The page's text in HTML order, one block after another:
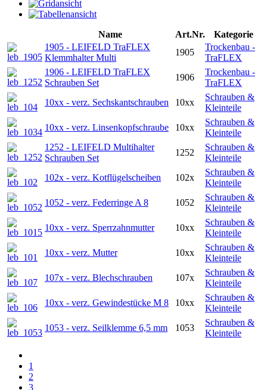
Name Art.Nr.
Kategorie
1905 - LEIFELD TraFLEX
Klemmhalter Multi
1905
Trockenbau -
TraFLEX
1906 - LEIFELD TraFLEX
Schrauben Set
1906
Trockenbau -
TraFLEX
10xx - verz. Sechskantschrauben
10xx
Schrauben &
Kleinteile
10xx - verz. Linsenkopfschraube
10xx
Schrauben &
Kleinteile
1252 - LEIFELD Multihalter
Schrauben Set
1252
Schrauben &
Kleinteile
102x - verz. Kotflügelscheiben
102x
Schrauben &
Kleinteile
1052 - verz. Federringe A 8
1052
Schrauben &
Kleinteile
10xx - verz. Sperrzahnmutter
10xx
Schrauben &
Kleinteile
10xx - verz. Mutter
10xx
Schrauben &
Kleinteile
107x - verz. Blechschrauben
107x
Schrauben &
Kleinteile
10xx - verz. Gewindestücke M 8
10xx
Schrauben &
Kleinteile
1053 - verz. Seilklemme 6,5 mm
1053
Schrauben &
Kleinteile
1
2
3